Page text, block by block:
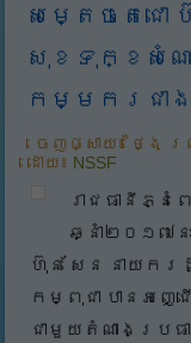
សម្តេចតេជ
សុខទុក្ខសំណ
កម្មករជាង
ចេញផ្សាយ៖ ថ្ងៃ
ដោយ៖ NSSF
រាជធានីភ្នំ
ឆ្នាំ២០១៧នេ
ហ៊ុន សែន នាយករ
កម្ពុជា បានអញ្
ជាមួយតំណាងប្រ